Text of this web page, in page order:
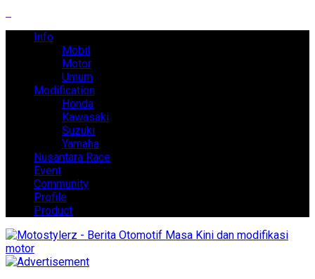
Info
Mobil
Motor
Umum
Modification
Honda
Kawasaki
Suzuki
Yamaha
Nusantara Race
Event
Community
Profile
Product